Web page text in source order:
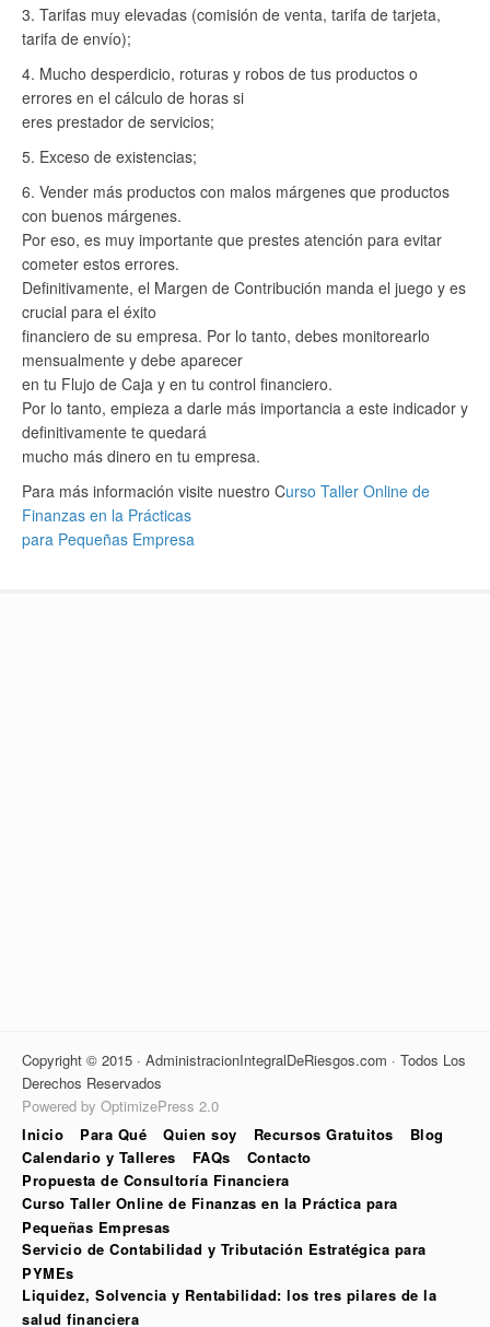
Tarifas muy elevadas (comisión de venta, tarifa de tarjeta,
tarifa de envío);
Mucho desperdicio, roturas y robos de tus productos o
errores en el cálculo de horas si
eres prestador de servicios;
Exceso de existencias;
Vender más productos con malos márgenes que productos
con buenos márgenes.
Por eso, es muy importante que prestes atención para evitar
cometer estos errores.
Definitivamente, el Margen de Contribución manda el juego y es
crucial para el éxito
financiero de su empresa. Por lo tanto, debes monitorearlo
mensualmente y debe aparecer
en tu Flujo de Caja y en tu control financiero.
Por lo tanto, empieza a darle más importancia a este indicador y
definitivamente te quedará
mucho más dinero en tu empresa.
Para más información visite nuestro Curso Taller Online de
Finanzas en la Prácticas
para Pequeñas Empresa
Copyright © 2015 · AdministracionIntegralDeRiesgos.com · Todos Los
Derechos Reservados
Powered by OptimizePress 2.0
Inicio
Para Qué Quien soy Recursos Gratuitos
Blog
Calendario y Talleres
FAQs
Contacto
Propuesta de Consultoría Financiera
Curso Taller Online de Finanzas en la Práctica para
Pequeñas Empresas
Servicio de Contabilidad y Tributación Estratégica para
PYMEs
Liquidez, Solvencia y Rentabilidad: los tres pilares de la
salud financiera